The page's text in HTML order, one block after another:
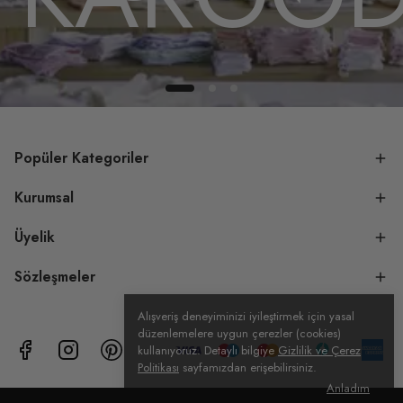
Alışveriş deneyiminizi iyileştirmek için yasal
düzenlemelere uygun çerezler (cookies)
kullanıyoruz. Detaylı bilgiyeGizlilik ve Çerez
Politikası sayfamızdan erişebilirsiniz.
Anladım
Popüler Kategoriler
Kurumsal
Üyelik
Sözleşmeler